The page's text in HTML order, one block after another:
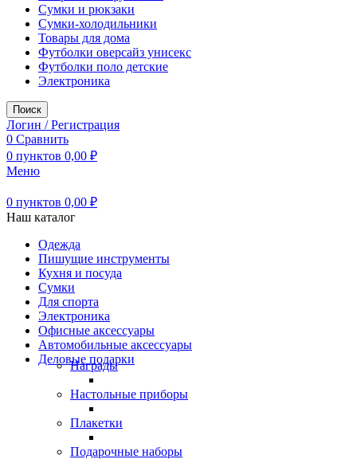
Сумки и рюкзаки
Сумки-холодильники
Товары для дома
Футболки оверсайз унисекс
Футболки поло детские
Электроника
Поиск
Логин / Регистрация
0 Сравнить
0 пунктов 0,00 ₽
Меню
0 пунктов 0,00 ₽
Наш каталог
Одежда
Пишущие инструменты
Кухня и посуда
Сумки
Для спорта
Электроника
Офисные аксессуары
Автомобильные аксессуары
Деловые подарки
Награды
Настольные приборы
Плакетки
Подарочные наборы